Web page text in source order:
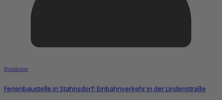
Redaktion
Ferienbaustelle in Stahnsdorf: Einbahnverkehr in der Lindenstraße